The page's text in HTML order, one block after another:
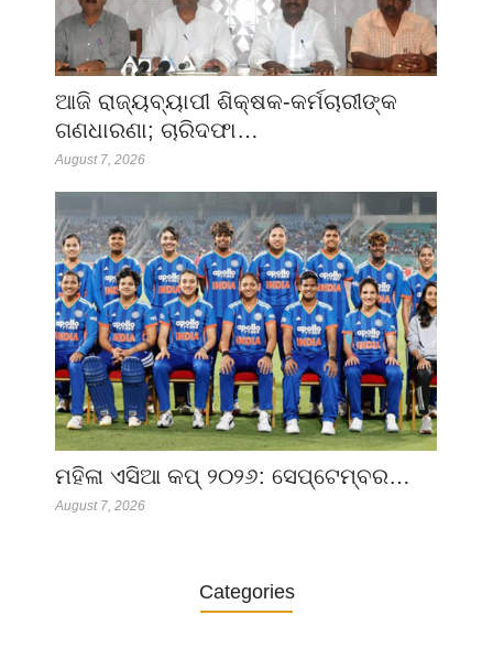
ଆଜି ରାଜ୍ୟବ୍ୟାପୀ ଶିକ୍ଷକ-କର୍ମଚାରୀଙ୍କ
ଗଣଧାରଣା; ଚାରିଦଫା…
August 7, 2026
ମହିଳା ଏସିଆ କପ୍ ୨୦୨୬: ସେପ୍ଟେମ୍ବର…
August 7, 2026
Categories